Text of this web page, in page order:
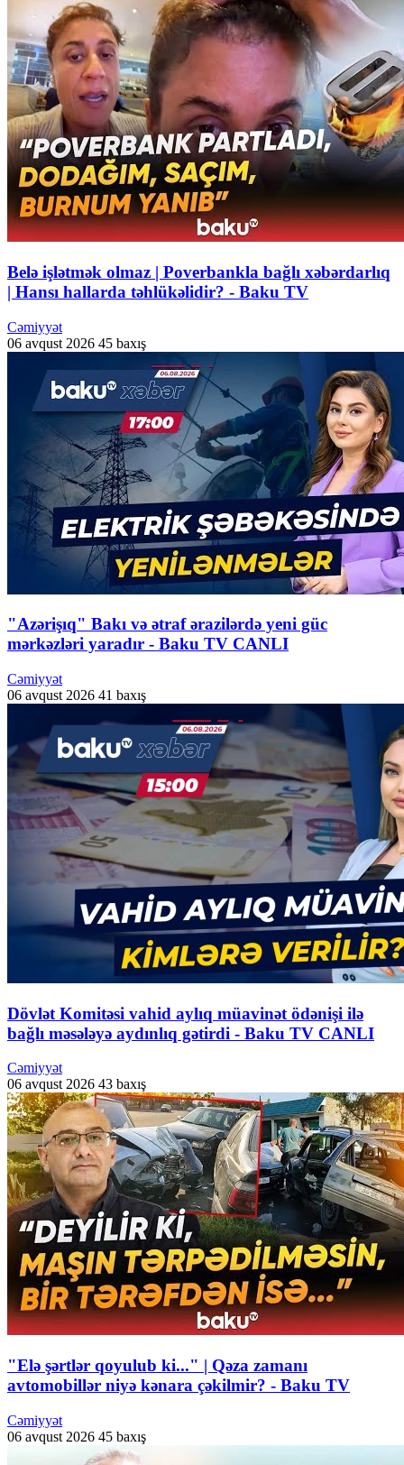
Belə işlətmək olmaz | Poverbankla bağlı xəbərdarlıq
| Hansı hallarda təhlükəlidir? - Baku TV
Cəmiyyət
06 avqust 2026 45 baxış
"Azərişıq" Bakı və ətraf ərazilərdə yeni güc
mərkəzləri yaradır - Baku TV CANLI
Cəmiyyət
06 avqust 2026 41 baxış
Dövlət Komitəsi vahid aylıq müavinət ödənişi ilə
bağlı məsələyə aydınlıq gətirdi - Baku TV CANLI
Cəmiyyət
06 avqust 2026 43 baxış
"Elə şərtlər qoyulub ki..." | Qəza zamanı
avtomobillər niyə kənara çəkilmir? - Baku TV
Cəmiyyət
06 avqust 2026 45 baxış